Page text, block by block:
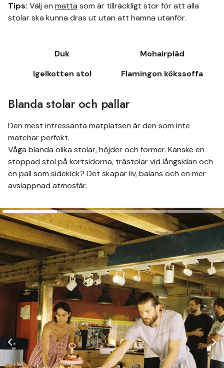
Tips: Välj en matta som är tillräckligt stor för att alla
stolar ska kunna dras ut utan att hamna utanför.
Duk
Mohairpläd
Igelkotten stol
Flamingon kökssoffa
Blanda stolar och pallar
Den mest intressanta matplatsen är den som inte
matchar perfekt.
Våga blanda olika stolar, höjder och former. Kanske en
stoppad stol på kortsidorna, trästolar vid långsidan och
en pall som sidekick? Det skapar liv, balans och en mer
avslappnad atmosfär.